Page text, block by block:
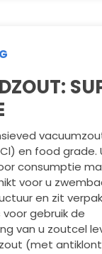
en food grade.
consumptie
voor u
en zit
voor gebruik de
van u zoutcel
(met